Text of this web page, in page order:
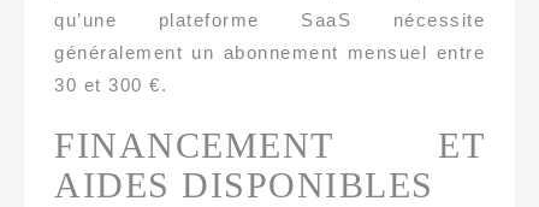
qu’une plateforme SaaS nécessite
généralement un abonnement mensuel entre
30 et 300 €.
FINANCEMENT ET
AIDES DISPONIBLES